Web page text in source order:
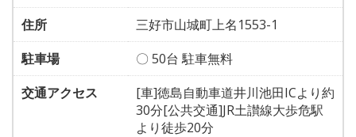
住所
三好市山城町上名1553-1
駐車場
〇 50台 駐車無料
交通アクセス
[車]徳島自動車道井川池田ICより約
30分[公共交通]JR土讃線大歩危駅
より徒歩20分